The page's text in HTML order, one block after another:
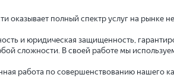
оказывает полный спектр услуг на рынке
и юридическая защищенность,
сложности. В своей работе мы
работа по совершенствованию нашего